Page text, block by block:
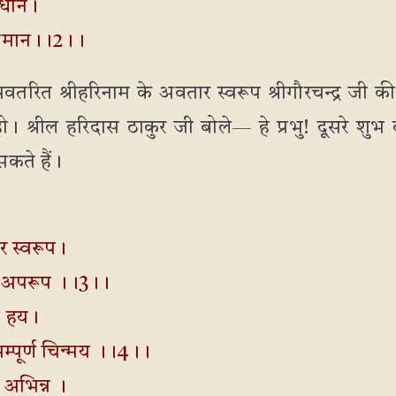
श्रीहरिनाम के अवतार स्वरूप श्रीगौरचन्द्र जी
श्रील हरिदास ठाकुर जी बोले— हे प्रभु! दूसरे शुभ
हैं।
स्वरूप।
अपरूप ।।3।।
हय।
चिन्मय ।।4।।
।